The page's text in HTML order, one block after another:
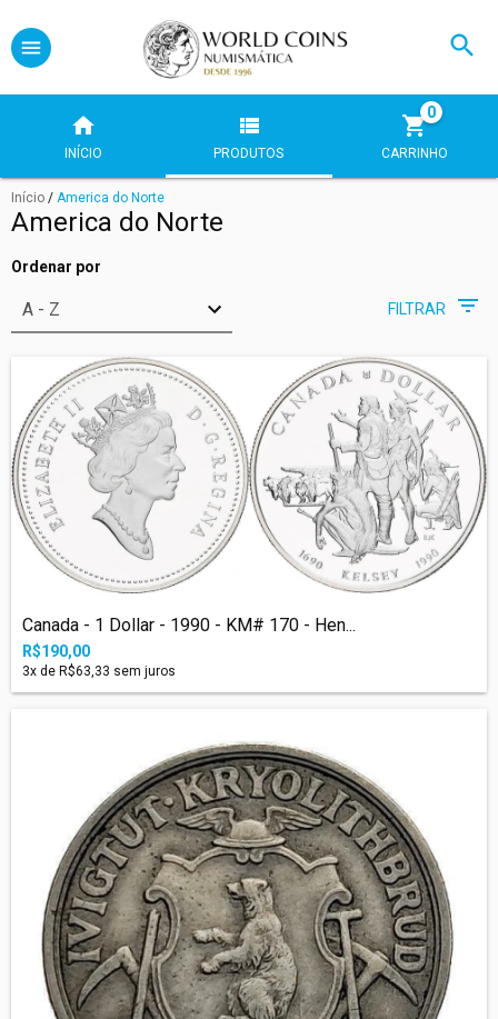
INÍCIO PRODUTOS CARRINHO
0
Início / America do Norte
America do Norte
Ordenar por
FILTRAR
Canada - 1 Dollar - 1990 - KM# 170 - Hen...
R$190,00
3x de R$63,33 sem juros